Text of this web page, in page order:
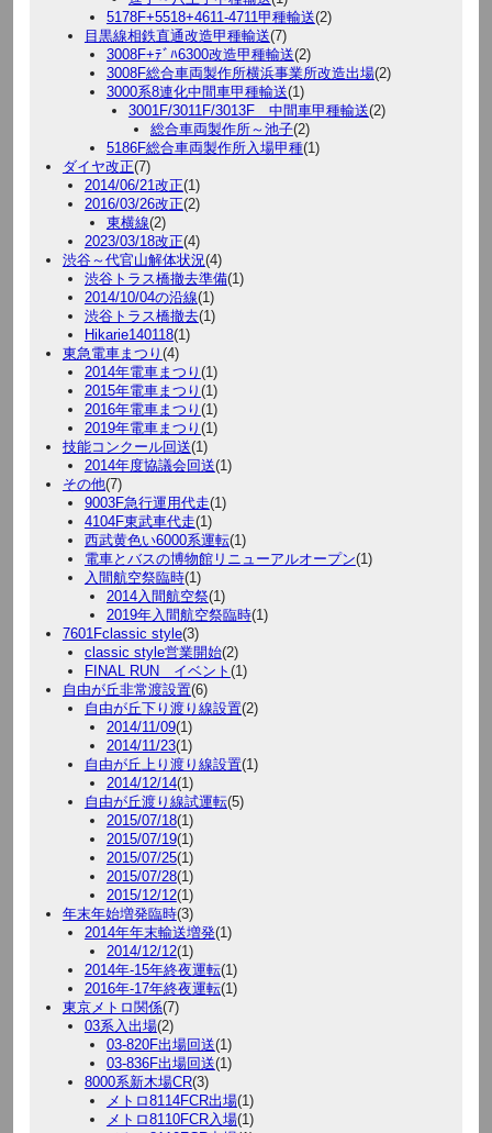
5178F+5518+4611-4711甲種輸送(2)
目黒線相鉄直通改造甲種輸送(7)
3008F+ﾃﾞﾊ6300改造甲種輸送(2)
3008F総合車両製作所横浜事業所改造出場(2)
3000系8連化中間車甲種輸送(1)
3001F/3011F/3013F 中間車甲種輸送(2)
総合車両製作所～池子(2)
5186F総合車両製作所入場甲種(1)
ダイヤ改正(7)
2014/06/21改正(1)
2016/03/26改正(2)
東横線(2)
2023/03/18改正(4)
渋谷～代官山解体状況(4)
渋谷トラス橋撤去準備(1)
2014/10/04の沿線(1)
渋谷トラス橋撤去(1)
Hikarie140118(1)
東急電車まつり (4)
2014年電車まつり (1)
2015年電車まつり (1)
2016年電車まつり (1)
2019年電車まつり (1)
技能コンクール回送(1)
2014年度協議会回送(1)
その他(7)
9003F急行運用代走(1)
4104F東武車代走(1)
西武黄色い6000系運転(1)
電車とバスの博物館リニューアルオープン(1)
入間航空祭臨時(1)
2014入間航空祭(1)
2019年入間航空祭臨時(1)
7601Fclassic style(3)
classic style営業開始(2)
FINAL RUN イベント (1)
自由が丘非常渡設置(6)
自由が丘下り渡り線設置(2)
2014/11/09(1)
2014/11/23(1)
自由が丘上り渡り線設置(1)
2014/12/14(1)
自由が丘渡り線試運転(5)
2015/07/18(1)
2015/07/19(1)
2015/07/25(1)
2015/07/28(1)
2015/12/12(1)
年末年始増発臨時(3)
2014年年末輸送増発(1)
2014/12/12(1)
2014年-15年終夜運転(1)
2016年-17年終夜運転(1)
東京メトロ関係(7)
03系入出場(2)
03-820F出場回送(1)
03-836F出場回送(1)
8000系新木場CR(3)
メトロ8114FCR出場(1)
メトロ8110FCR入場(1)